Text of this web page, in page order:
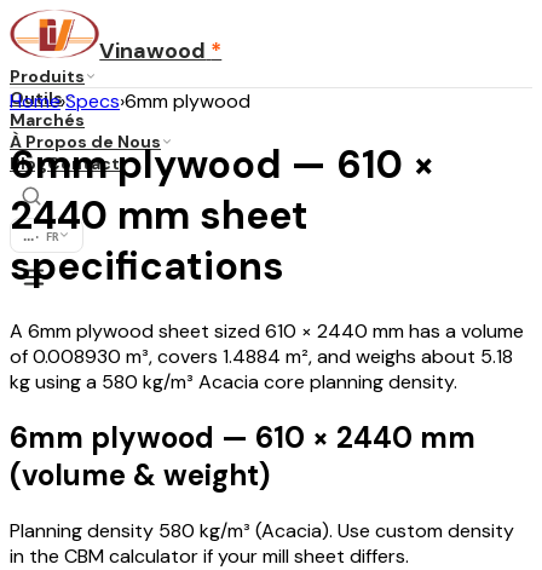
Vinawood *
Produits
Outils
Marchés
À Propos de Nous
BlogContact
... · FR
Home›Specs›6mm plywood
6mm plywood — 610 ×
2440 mm sheet
specifications
A 6mm plywood sheet sized 610 × 2440 mm has a volume
of 0.008930 m³, covers 1.4884 m², and weighs about 5.18
kg using a 580 kg/m³ Acacia core planning density.
6mm plywood — 610 × 2440 mm
(volume & weight)
Planning density 580 kg/m³ (Acacia). Use custom density
in the CBM calculator if your mill sheet differs.